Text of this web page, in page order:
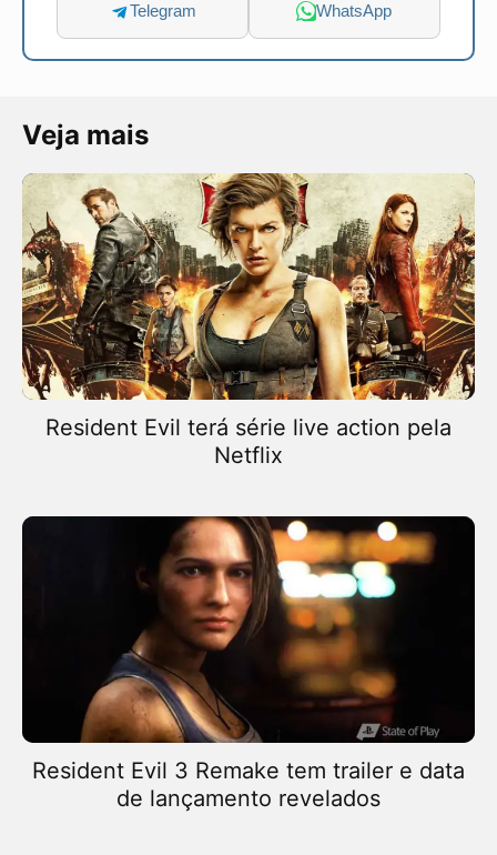
Telegram WhatsApp
Veja mais
Resident Evil terá série live action pela
Netflix
Resident Evil 3 Remake tem trailer e data
de lançamento revelados